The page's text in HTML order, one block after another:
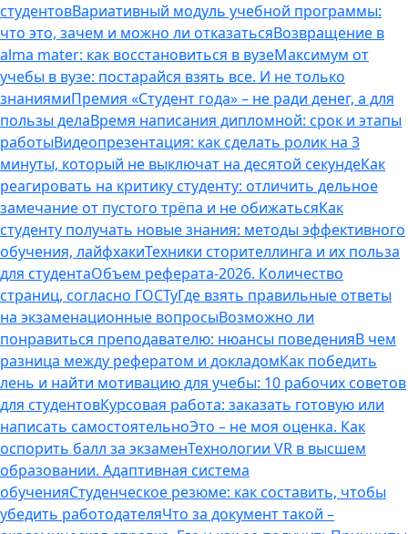
студентовВариативный модуль учебной программы:
что это, зачем и можно ли отказатьсяВозвращение в
alma mater: как восстановиться в вузеМаксимум от
учебы в вузе: постарайся взять все. И не только
знаниямиПремия «Студент года» – не ради денег, а для
пользы делаВремя написания дипломной: срок и этапы
работыВидеопрезентация: как сделать ролик на 3
минуты, который не выключат на десятой секундеКак
реагировать на критику студенту: отличить дельное
замечание от пустого трёпа и не обижатьсяКак
студенту получать новые знания: методы эффективного
обучения, лайфхакиТехники сторителлинга и их польза
для студентаОбъем реферата-2026. Количество
страниц, согласно ГОСТуГде взять правильные ответы
на экзаменационные вопросыВозможно ли
понравиться преподавателю: нюансы поведенияВ чем
разница между рефератом и докладомКак победить
лень и найти мотивацию для учебы: 10 рабочих советов
для студентовКурсовая работа: заказать готовую или
написать самостоятельноЭто – не моя оценка. Как
оспорить балл за экзаменТехнологии VR в высшем
образовании. Адаптивная система
обученияСтуденческое резюме: как составить, чтобы
убедить работодателяЧто за документ такой –